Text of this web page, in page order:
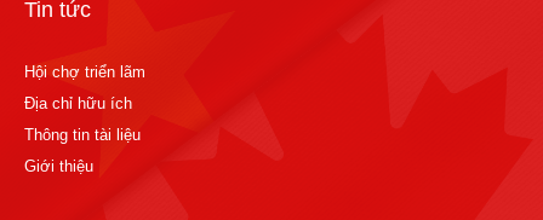
Tin tức
Hội chợ triển lãm
Địa chỉ hữu ích
Thông tin tài liệu
Giới thiệu